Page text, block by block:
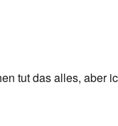
tut das alles, aber